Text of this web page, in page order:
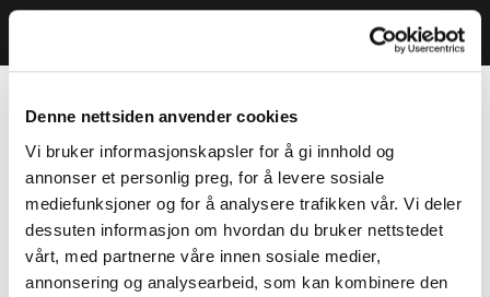
Denne nettsiden anvender cookies
Vi bruker informasjonskapsler for å gi innhold og
annonser et personlig preg, for å levere sosiale
mediefunksjoner og for å analysere trafikken vår. Vi deler
dessuten informasjon om hvordan du bruker nettstedet
vårt, med partnerne våre innen sosiale medier,
annonsering og analysearbeid, som kan kombinere den